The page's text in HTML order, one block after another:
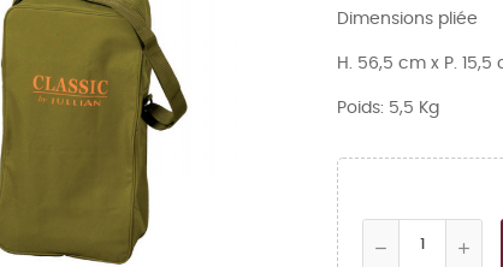
Dimensions pliée
H. 56,5 cm x P. 15,5
Poids: 5,5 Kg